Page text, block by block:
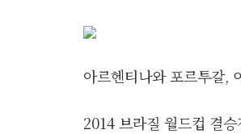
아르헨티나와 포르투갈,
2014 브라질 월드컵 결